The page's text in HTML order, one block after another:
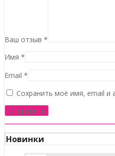
Ваш отзыв *
Имя *
Email *
Сохранить моё имя, email и
Новинки